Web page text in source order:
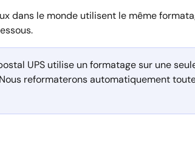
dans le monde utilisent le même
UPS utilise un formatage sur une
reformaterons automatiquement